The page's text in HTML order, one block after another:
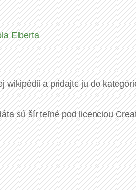
Elberta
wikipédii a pridajte ju do
sú šíriteľné pod licenciou